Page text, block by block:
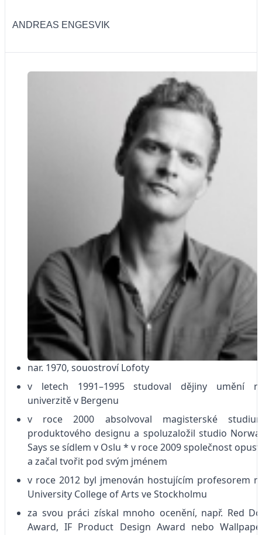
ANDREAS ENGESVIK
nar. 1970, souostroví Lofoty
v letech 1991–1995 studoval dějiny umění
univerzitě v Bergenu
v roce 2000 absolvoval magisterské
produktového designu a spoluzaložil studio
Says se sídlem v Oslu * v roce 2009 společnost
a začal tvořit pod svým jménem
v roce 2012 byl jmenován hostujícím profesorem
University College of Arts ve Stockholmu
za svou práci získal mnoho ocenění, např. Red
Award, IF Product Design Award nebo